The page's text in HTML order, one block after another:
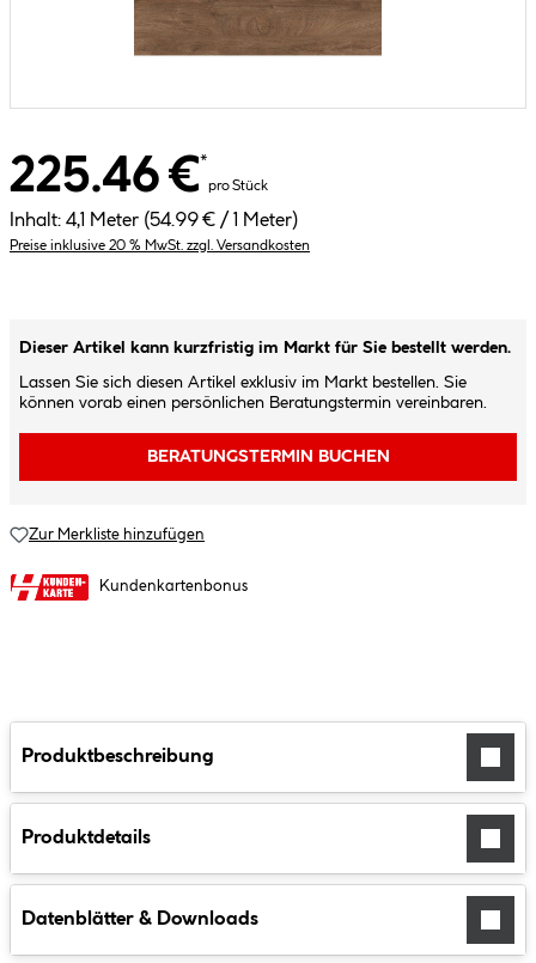
225.46 €*
pro Stück
Inhalt: 4,1 Meter (54.99 € / 1 Meter)
Preise inklusive 20 % MwSt. zzgl. Versandkosten
Dieser Artikel kann kurzfristig im Markt für Sie bestellt werden.
Lassen Sie sich diesen Artikel exklusiv im Markt bestellen. Sie
können vorab einen persönlichen Beratungstermin vereinbaren.
BERATUNGSTERMIN BUCHEN
Zur Merkliste hinzufügen
Kundenkartenbonus
Produktbeschreibung
Produktdetails
Datenblätter & Downloads